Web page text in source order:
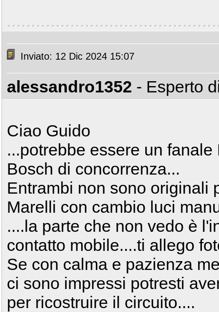
Inviato: 12 Dic 2024 15:07
alessandro1352 - Esperto
Ciao Guido
...potrebbe essere un
Bosch di concorrenza...
Entrambi non sono originali
Marelli con cambio luci
....la parte che non vedo è
contatto mobile....ti allego
Se con calma e pazienza
ci sono impressi potresti
per ricostruire il circuito....